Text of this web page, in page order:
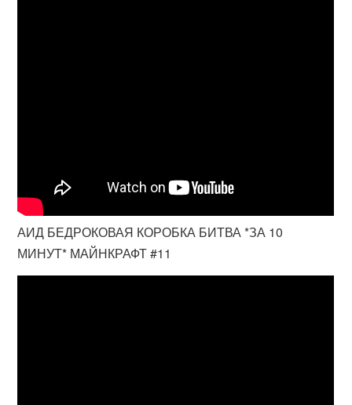
АИД БЕДРОКОВАЯ КОРОБКА БИТВА *ЗА 10
МИНУТ* МАЙНКРАФТ #11